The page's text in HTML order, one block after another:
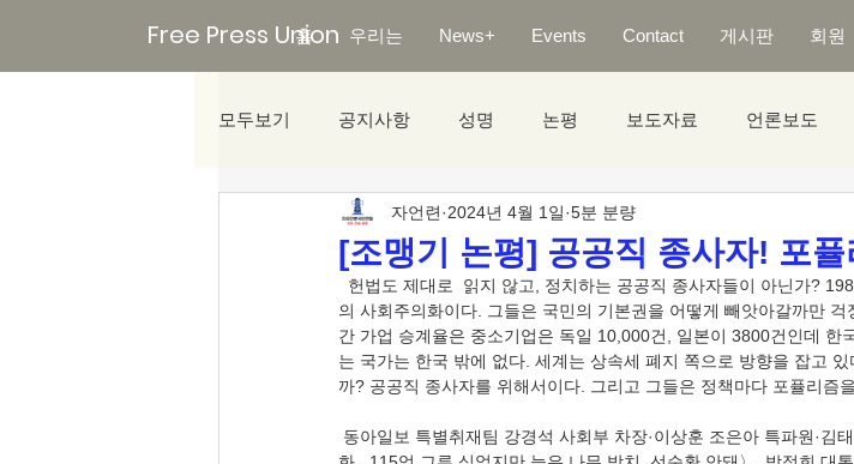
Free Press Union
홈 우리는 News+ Events Contact 게시판 회원
모두보기 공지사항 성명 논평 보도자료 언론보도
미디어리포트
[조맹기 논평] 공공직 종사자! 포
자언련 2024년 4월 1일 5분 분량
의 사회주의화이다. 그들은 국민의 기본권을 어떻게 빼앗아갈까만
간 가업 승계율은 중소기업은 독일 10,000건, 일본이 3800건인데 한
는 국가는 한국 밖에 없다. 세계는 상속세 폐지 쪽으로 방향을 잡고
까? 공공직 종사자를 위해서이다. 그리고 그들은 정책마다 포퓰리